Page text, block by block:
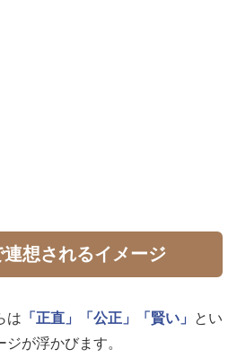
連想されるイメージ
は 「正直」 「公正」 「賢い」
とい
が浮かびます。